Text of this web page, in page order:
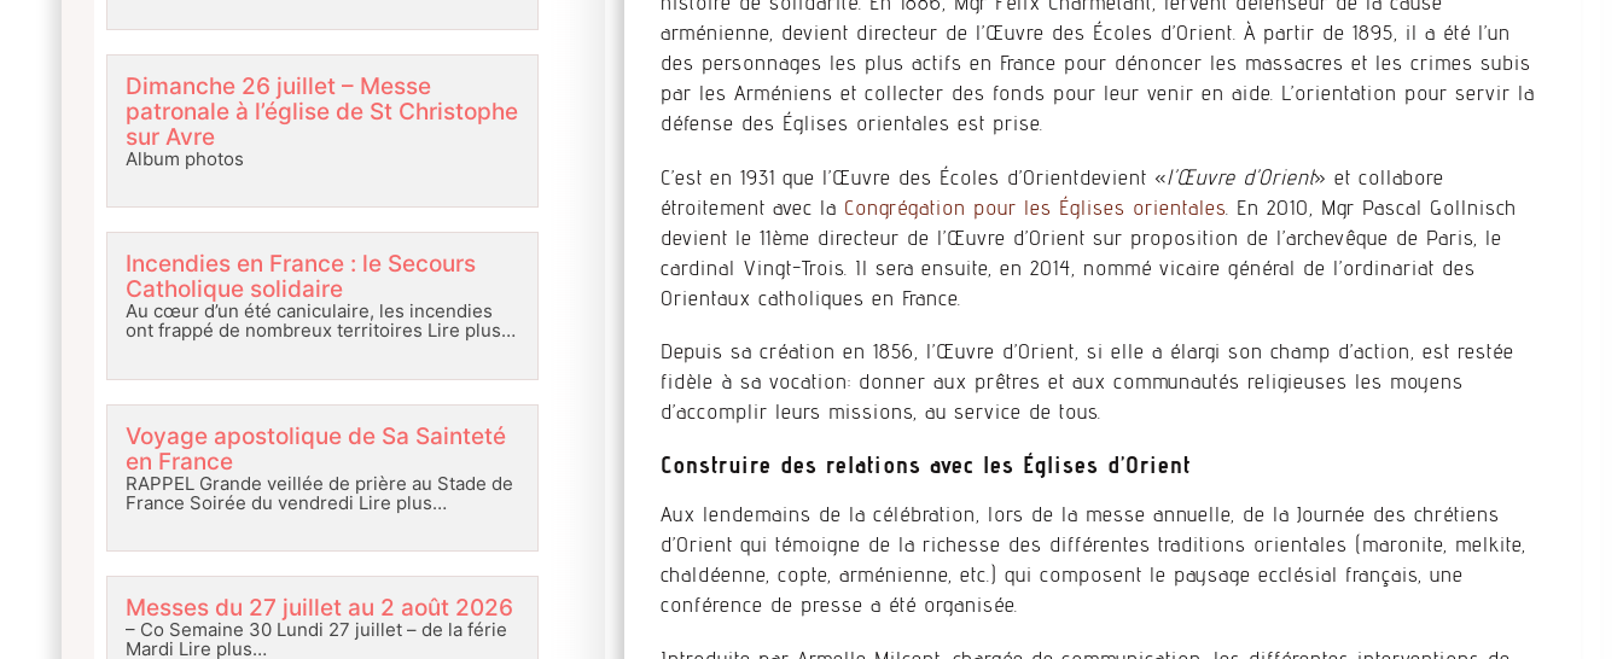
Dimanche 26 juillet – Messe
patronale à l’église de St Christophe
sur Avre
Album photos
Incendies en France : le Secours
Catholique solidaire
Au cœur d’un été caniculaire, les incendies
ont frappé de nombreux territoires Lire plus…
Voyage apostolique de Sa Sainteté
en France
RAPPEL Grande veillée de prière au Stade de
France Soirée du vendredi Lire plus…
Messes du 27 juillet au 2 août 2026
– Co Semaine 30 Lundi 27 juillet – de la férie
Mardi Lire plus…
arménienne, devient directeur de l’Œuvre des Écoles d’Orient. À partir de 1895, il a été l’un
des personnages les plus actifs en France pour dénoncer les massacres et les crimes subis
par les Arméniens et collecter des fonds pour leur venir en aide. L’orientation pour servir la
défense des Églises orientales est prise.
C’est en 1931 que l’Œuvre des Écoles d’Orientdevient «l’Œuvre d’Orient» et collabore
étroitement avec la Congrégation pour les Églises orientales . En 2010, Mgr Pascal Gollnisch
devient le 11ème directeur de l’Œuvre d’Orient sur proposition de l’archevêque de Paris, le
cardinal Vingt-Trois. Il sera ensuite, en 2014, nommé vicaire général de l’ordinariat des
Orientaux catholiques en France.
Depuis sa création en 1856, l’Œuvre d’Orient, si elle a élargi son champ d’action, est restée
fidèle à sa vocation: donner aux prêtres et aux communautés religieuses les moyens
d’accomplir leurs missions, au service de tous.
Construire des relations avec les Églises d’Orient
Aux lendemains de la célébration, lors de la messe annuelle, de la Journée des chrétiens
d’Orient qui témoigne de la richesse des différentes traditions orientales (maronite, melkite,
chaldéenne, copte, arménienne, etc.) qui composent le paysage ecclésial français, une
conférence de presse a été organisée.